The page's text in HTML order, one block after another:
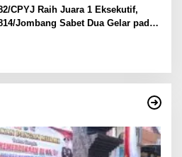
CPYJ Raih Juara 1 Eksekutif,
Jombang Sabet Dua Gelar pada